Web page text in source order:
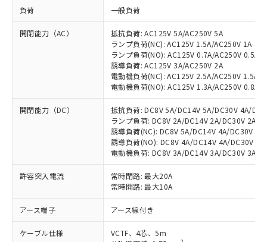
負荷 一般負荷
開閉能力（AC）
抵抗負荷: AC125V 5A/AC250V 5A
ランプ負荷(NC): AC125V 1.5A/AC250V 1A
ランプ負荷(NO): AC125V 0.7A/AC250V 0.5A
誘導負荷: AC125V 3A/AC250V 2A
電動機負荷(NC): AC125V 2.5A/AC250V 1.5A
電動機負荷(NO): AC125V 1.3A/AC250V 0.8A
開閉能力（DC）
抵抗負荷: DC8V 5A/DC14V 5A/DC30V 4A/
ランプ負荷: DC8V 2A/DC14V 2A/DC30V 2A/
誘導負荷(NC): DC8V 5A/DC14V 4A/DC30V
誘導負荷(NO): DC8V 4A/DC14V 4A/DC30V
電動機負荷: DC8V 3A/DC14V 3A/DC30V 3A/
許容突入電流
常時閉路: 最大20A
常時開路: 最大10A
アース端子 アース線付き
ケーブル仕様
VCTF、4芯、5m